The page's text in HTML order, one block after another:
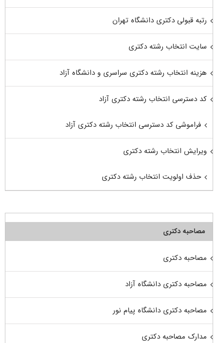
رتبه قبولی دکتری دانشگاه تهران
سایت انتخاب رشته دکتری
هزینه انتخاب رشته دکتری سراسری و دانشگاه آزاد
کد دسترسی انتخاب رشته دکتری آزاد
فراموشی کد دسترسی انتخاب رشته دکتری آزاد
ویرایش انتخاب رشته دکتری
حذف اولویت انتخاب رشته دکتری
مصاحبه دکتری
مصاحبه دکتری
مصاحبه دکتری دانشگاه آزاد
مصاحبه دکتری دانشگاه پیام نور
مدارک مصاحبه دکتری